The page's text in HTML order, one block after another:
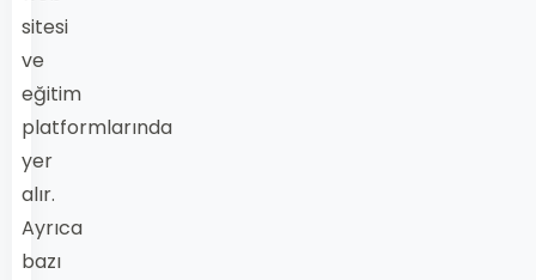
sitesi
ve
eğitim
platformlarında
yer
alır.
Ayrıca
bazı